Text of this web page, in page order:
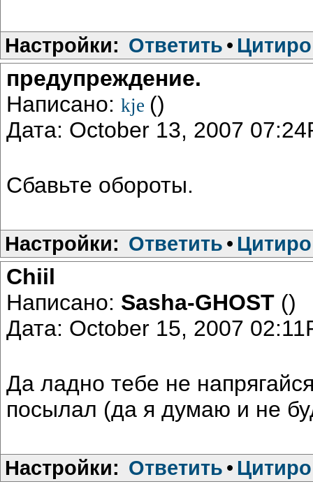
Настройки: Ответить •
предупреждение.
Написано: kje ()
Дата: October 13, 2007
Сбавьте обороты.
Настройки: Ответить •
Chiil
Написано: Sasha-GHOST ()
Дата: October 15, 2007
Да ладно тебе не
посылал (да я думаю и не
Настройки: Ответить •